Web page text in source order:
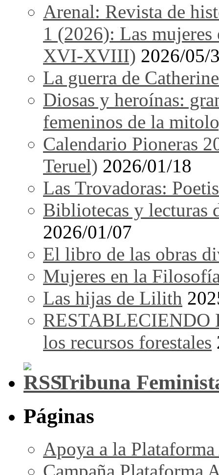
Arenal: Revista de
1 (2026): Las
XVI-XVIII) 2026/05/
La guerra de Catherine
Diosas y heroínas:
femeninos de la
Calendario Pioneras
Teruel) 2026/01/18
Las Trovadoras:
Bibliotecas y lecturas
2026/01/07
El libro de las obras
Mujeres en la
Las hijas de Lilith
RESTABLECIENDO
los recursos forestales
Tribuna
Páginas
Apoya a la